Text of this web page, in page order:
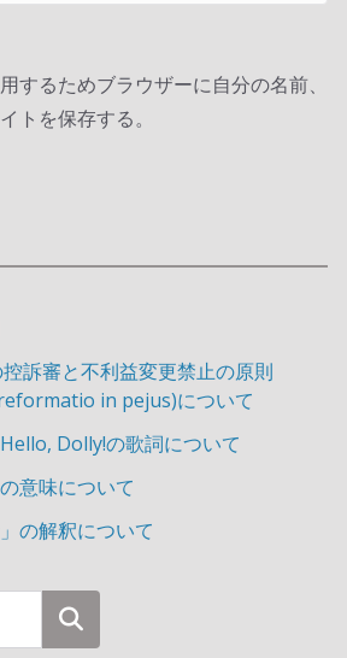
するためブラウザーに自分の名前、
トを保存する。
訴審と不利益変更禁止の原則
in pejus)について
Dolly!の歌詞について
意味について
の解釈について
検索